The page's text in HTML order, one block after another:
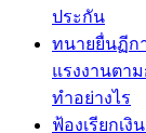
ประกัน
ทนายยื่นฏีก
แรงงานตา
ทำอย่างไร
ฟ้องเรียกเ